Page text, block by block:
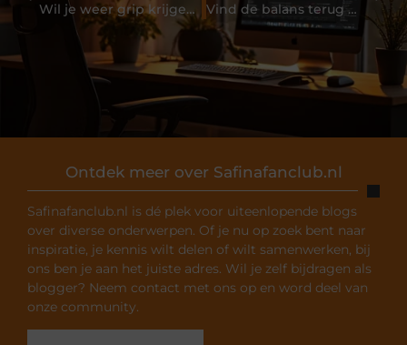
Ontdek meer over Safinafanclub.nl
Safinafanclub.nl is dé plek voor uiteenlopende blogs
over diverse onderwerpen. Of je nu op zoek bent naar
inspiratie, je kennis wilt delen of wilt samenwerken, bij
ons ben je aan het juiste adres. Wil je zelf bijdragen als
blogger? Neem contact met ons op en word deel van
onze community.
Wil je weer grip krijgen op je financiële situatie? De budgetcoach Enschede kan je helpen en je bijs Vind de balans terug met yoga in Nijkerk